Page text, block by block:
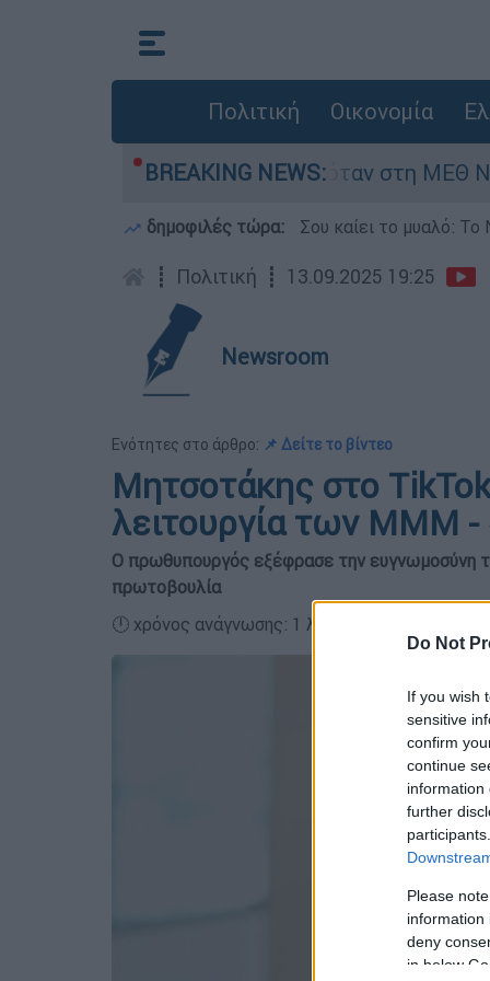
Do Not
If you wish
sensitive
confirm
continue
information
further
Please
information
deny
in below
Πολιτική Οικονομία
BREAKING NEWS:
8 ημερών - Νοσηλευόταν στη ΜΕΘ
δημοφιλές τώρα: Σου καίει το μυαλό:
┋ Πολιτική ┋ 13.09.2025 19:25
Newsroom
Ενότητες στο άρθρο: 📌 Δείτε το βίντεο
Μητσοτάκης στο
λειτουργία των ΜΜΜ -
Ο πρωθυπουργός εξέφρασε την ευγνωμοσύνη
πρωτοβουλία
🕛 χρόνος ανάγνωσης: 1 λεπτό ┋